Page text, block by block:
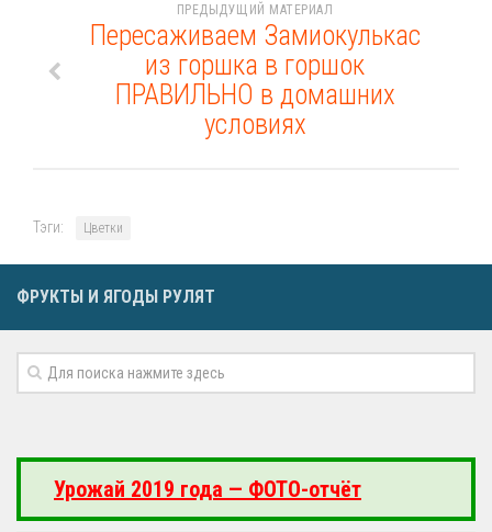
ПРЕДЫДУЩИЙ МАТЕРИАЛ
Пересаживаем Замиокулькас
из горшка в горшок
ПРАВИЛЬНО в домашних
условиях
Тэги: Цветки
ФРУКТЫ И ЯГОДЫ РУЛЯТ
Урожай 2019 года — ФОТО-отчёт